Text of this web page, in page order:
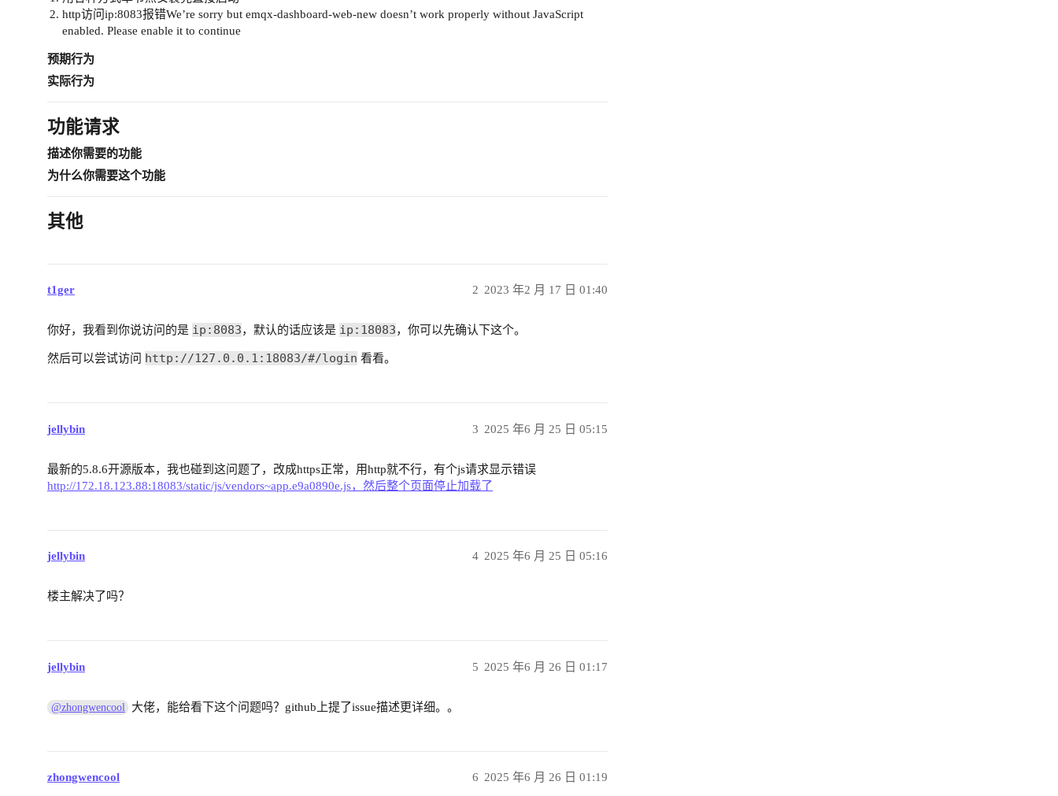
http访问ip:8083报错We’re sorry but emqx-dashboard-web-new doesn’t work properly without JavaScript
enabled. Please enable it to continue
预期行为
实际行为
功能请求
描述你需要的功能
为什么你需要这个功能
其他
t1ger 2023 年2 月 17 日 01:40
2
你好，我看到你说访问的是 ip:8083，默认的话应该是 ip:18083，你可以先确认下这个。
然后可以尝试访问 http://127.0.0.1:18083/#/login 看看。
jellybin 2025 年6 月 25 日 05:15
3
最新的5.8.6开源版本，我也碰到这问题了，改成https正常，用http就不行，有个js请求显示错误
http://172.18.123.88:18083/static/js/vendors~app.e9a0890e.js，然后整个页面停止加载了
jellybin 2025 年6 月 25 日 05:16
4
楼主解决了吗？
jellybin 2025 年6 月 26 日 01:17
5
@zhongwencool 大佬，能给看下这个问题吗？github上提了issue描述更详细。。
zhongwencool 2025 年6 月 26 日 01:19
6